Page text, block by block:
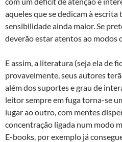
aqueles que se dedicam à
sensibilidade ainda maior. Se
deverão estar atentos ao modos
E assim, a literatura (seja ela de
provavelmente, seus autores
além dos suportes e grau de
leitor sempre em fuga torna-se
lugar ao outro, com mentes
concentração ligada num modo
E-books, por exemplo já